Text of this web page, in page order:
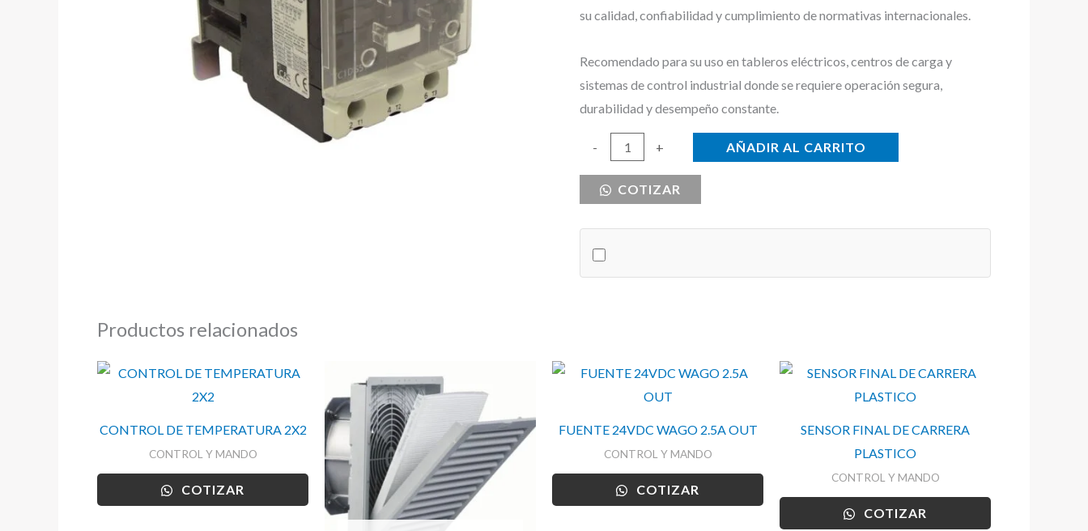
su calidad, confiabilidad y cumplimiento de normativas internacionales.
Recomendado para su uso en tableros eléctricos, centros de carga y
sistemas de control industrial donde se requiere operación segura,
durabilidad y desempeño constante.
-
CONTACTOR
AMPERIOS
220V
+ AÑADIR AL CARRITO
COTIZAR
Productos relacionados
CONTROL DE TEMPERATURA 2X2
CONTROL Y MANDO
COTIZAR
FUENTE 24VDC WAGO 2.5A OUT
CONTROL Y MANDO
COTIZAR
SENSOR FINAL DE CARRERA
PLASTICO
CONTROL Y MANDO
COTIZAR